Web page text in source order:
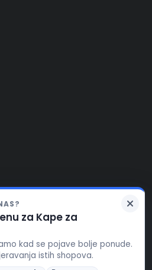
za Kape za
kad se pojave bolje ponude.
istih shopova.
Ova stranica koristi
stranice, te za pružanje
prikaza reklamnog